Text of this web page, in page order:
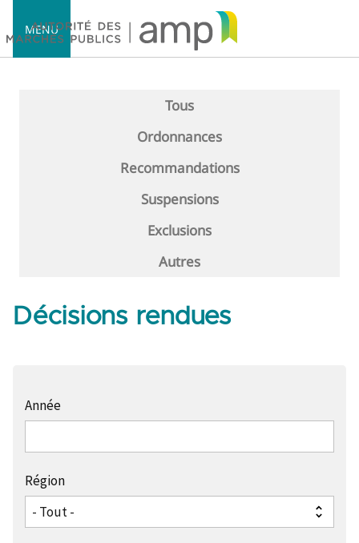
Accueil
MENU
Tous
Ordonnances
Recommandations
Suspensions
Exclusions
Autres
Décisions rendues
Année
Région